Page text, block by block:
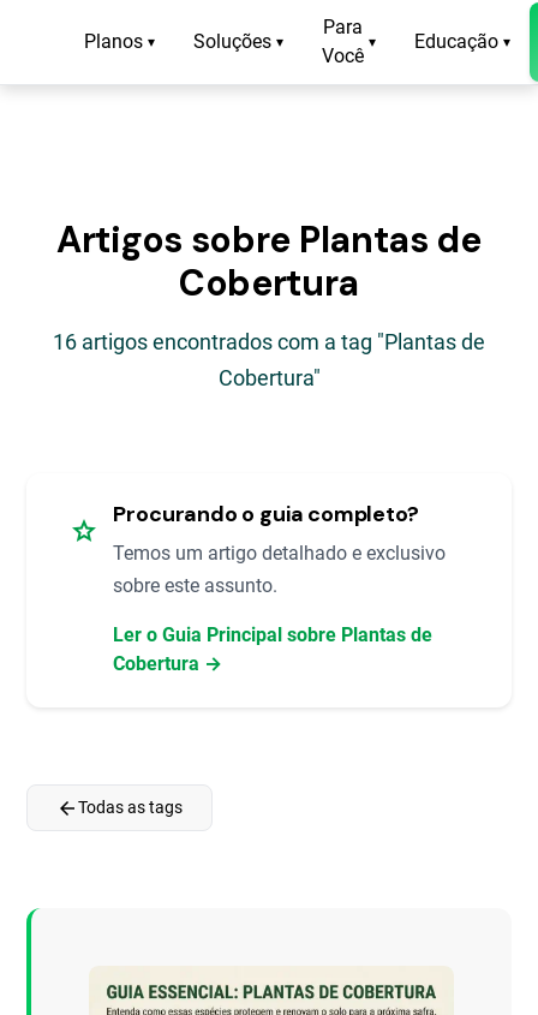
Planos ▾ Soluções ▾
Para
Você
▾ Educação ▾
Artigos sobre Plantas de
Cobertura
16 artigos encontrados com a tag "Plantas de
Cobertura"
star Procurando o guia completo?
Temos um artigo detalhado e exclusivo
sobre este assunto.
Ler o Guia Principal sobre Plantas de
Cobertura →
arrow_backTodas as tags